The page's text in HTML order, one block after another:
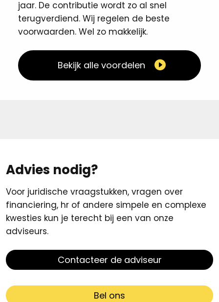
jaar. De contributie wordt zo al snel
terugverdiend. Wij regelen de beste
voorwaarden. Wel zo makkelijk. ​
Bekijk alle voordelen
Advies nodig?
Voor juridische vraagstukken, vragen over
financiering, hr of andere simpele en complexe
kwesties kun je terecht bij een van onze
adviseurs.
Contacteer de adviseur
Bel ons